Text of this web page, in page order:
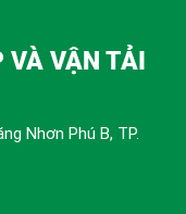
VÀ VẬN TẢI
Nhơn Phú B, TP.